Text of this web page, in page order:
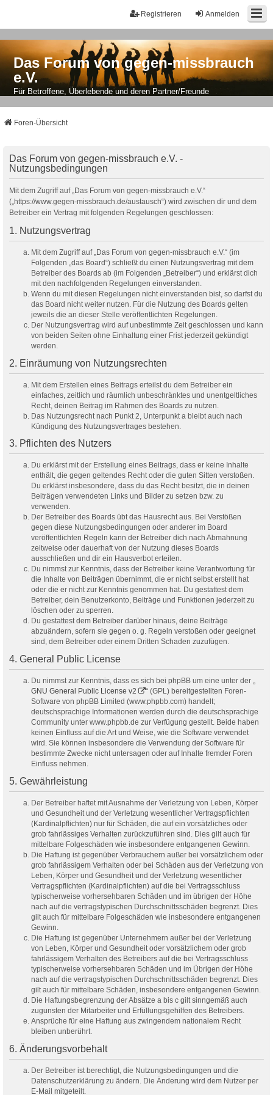
Anmelden
Registrieren
Das Forum von gegen-missbrauch
e.V.
Für Betroffene, Überlebende und deren Partner/Freunde
Foren-Übersicht
Das Forum von gegen-missbrauch e.V. -
Nutzungsbedingungen
Mit dem Zugriff auf „Das Forum von gegen-missbrauch e.V.“
(„https://www.gegen-missbrauch.de/austausch“) wird zwischen dir und dem
Betreiber ein Vertrag mit folgenden Regelungen geschlossen:
1. Nutzungsvertrag
Mit dem Zugriff auf „Das Forum von gegen-missbrauch e.V.“ (im
Folgenden „das Board“) schließt du einen Nutzungsvertrag mit dem
Betreiber des Boards ab (im Folgenden „Betreiber“) und erklärst dich
mit den nachfolgenden Regelungen einverstanden.
Wenn du mit diesen Regelungen nicht einverstanden bist, so darfst du
das Board nicht weiter nutzen. Für die Nutzung des Boards gelten
jeweils die an dieser Stelle veröffentlichten Regelungen.
Der Nutzungsvertrag wird auf unbestimmte Zeit geschlossen und kann
von beiden Seiten ohne Einhaltung einer Frist jederzeit gekündigt
werden.
2. Einräumung von Nutzungsrechten
Mit dem Erstellen eines Beitrags erteilst du dem Betreiber ein
einfaches, zeitlich und räumlich unbeschränktes und unentgeltliches
Recht, deinen Beitrag im Rahmen des Boards zu nutzen.
Das Nutzungsrecht nach Punkt 2, Unterpunkt a bleibt auch nach
Kündigung des Nutzungsvertrages bestehen.
3. Pflichten des Nutzers
Du erklärst mit der Erstellung eines Beitrags, dass er keine Inhalte
enthält, die gegen geltendes Recht oder die guten Sitten verstoßen.
Du erklärst insbesondere, dass du das Recht besitzt, die in deinen
Beiträgen verwendeten Links und Bilder zu setzen bzw. zu
verwenden.
Der Betreiber des Boards übt das Hausrecht aus. Bei Verstößen
gegen diese Nutzungsbedingungen oder anderer im Board
veröffentlichten Regeln kann der Betreiber dich nach Abmahnung
zeitweise oder dauerhaft von der Nutzung dieses Boards
ausschließen und dir ein Hausverbot erteilen.
Du nimmst zur Kenntnis, dass der Betreiber keine Verantwortung für
die Inhalte von Beiträgen übernimmt, die er nicht selbst erstellt hat
oder die er nicht zur Kenntnis genommen hat. Du gestattest dem
Betreiber, dein Benutzerkonto, Beiträge und Funktionen jederzeit zu
löschen oder zu sperren.
Du gestattest dem Betreiber darüber hinaus, deine Beiträge
abzuändern, sofern sie gegen o. g. Regeln verstoßen oder geeignet
sind, dem Betreiber oder einem Dritten Schaden zuzufügen.
4. General Public License
Du nimmst zur Kenntnis, dass es sich bei phpBB um eine unter der „
GNU General Public License v2
“ (GPL) bereitgestellten Foren-
Software von phpBB Limited (www.phpbb.com) handelt;
deutschsprachige Informationen werden durch die deutschsprachige
Community unter www.phpbb.de zur Verfügung gestellt. Beide haben
keinen Einfluss auf die Art und Weise, wie die Software verwendet
wird. Sie können insbesondere die Verwendung der Software für
bestimmte Zwecke nicht untersagen oder auf Inhalte fremder Foren
Einfluss nehmen.
5. Gewährleistung
Der Betreiber haftet mit Ausnahme der Verletzung von Leben, Körper
und Gesundheit und der Verletzung wesentlicher Vertragspflichten
(Kardinalpflichten) nur für Schäden, die auf ein vorsätzliches oder
grob fahrlässiges Verhalten zurückzuführen sind. Dies gilt auch für
mittelbare Folgeschäden wie insbesondere entgangenen Gewinn.
Die Haftung ist gegenüber Verbrauchern außer bei vorsätzlichem oder
grob fahrlässigem Verhalten oder bei Schäden aus der Verletzung von
Leben, Körper und Gesundheit und der Verletzung wesentlicher
Vertragspflichten (Kardinalpflichten) auf die bei Vertragsschluss
typischerweise vorhersehbaren Schäden und im übrigen der Höhe
nach auf die vertragstypischen Durchschnittsschäden begrenzt. Dies
gilt auch für mittelbare Folgeschäden wie insbesondere entgangenen
Gewinn.
Die Haftung ist gegenüber Unternehmern außer bei der Verletzung
von Leben, Körper und Gesundheit oder vorsätzlichem oder grob
fahrlässigem Verhalten des Betreibers auf die bei Vertragsschluss
typischerweise vorhersehbaren Schäden und im Übrigen der Höhe
nach auf die vertragstypischen Durchschnittsschäden begrenzt. Dies
gilt auch für mittelbare Schäden, insbesondere entgangenen Gewinn.
Die Haftungsbegrenzung der Absätze a bis c gilt sinngemäß auch
zugunsten der Mitarbeiter und Erfüllungsgehilfen des Betreibers.
Ansprüche für eine Haftung aus zwingendem nationalem Recht
bleiben unberührt.
6. Änderungsvorbehalt
Der Betreiber ist berechtigt, die Nutzungsbedingungen und die
Datenschutzerklärung zu ändern. Die Änderung wird dem Nutzer per
E-Mail mitgeteilt.